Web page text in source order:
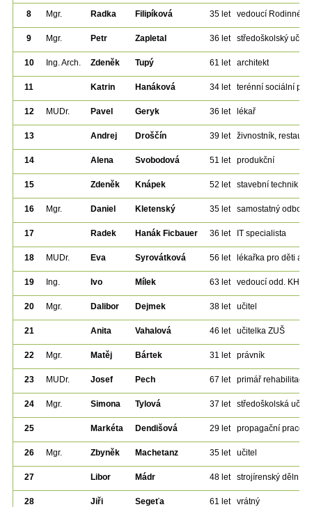
8 Mgr. Radka Filipíková 35 let vedoucí
9 Mgr. Petr Zapletal 36 let středoškolský učitel
10 Ing. Arch. Zdeněk Tupý 61 let architekt
11 Katrin Hanáková 34 let terénní sociální
12 MUDr. Pavel Geryk 36 let lékař
13 Andrej Droščín 39 let živnostník,
14 Alena Svobodová 51 let produkční
15 Zdeněk Knápek 52 let stavební technik
16 Mgr. Daniel Kletenský 35 let samostatný
17 Radek Hanák Ficbauer 36 let IT specialista
18 MUDr. Eva Syrovátková 56 let lékařka pro děti a
19 Ing. Ivo Mílek 63 let vedoucí odd. KHS
20 Mgr. Dalibor Dejmek 38 let učitel
21 Anita Vahalová 46 let učitelka ZUŠ
22 Mgr. Matěj Bártek 31 let právník
23 MUDr. Josef Pech 67 let primář
24 Mgr. Simona Tylová 37 let středoškolská
25 Markéta Dendišová 29 let propagační
26 Mgr. Zbyněk Machetanz 35 let učitel
27 Libor Mádr 48 let strojírenský dělník
28 Jiři Segeťa 61 let vrátný